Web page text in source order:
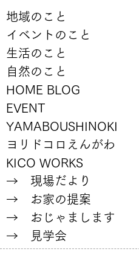
地域のこと
イベントのこと
生活のこと
自然のこと
HOME BLOG
EVENT
YAMABOUSHINOKI
ヨリドコロえんがわ
KICO WORKS
→ 現場だより
→ お家の提案
→ おじゃまします
→ 見学会